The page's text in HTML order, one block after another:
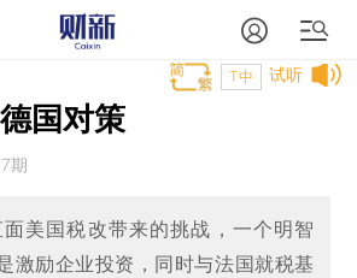
试听
T中
国对策
期
美国税改带来的挑战，一个明智
激励企业投资，同时与法国就税基